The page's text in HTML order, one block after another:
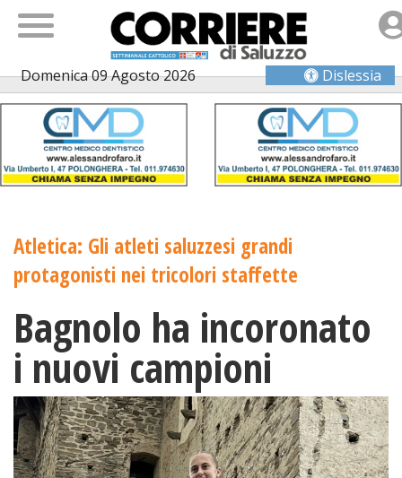
Domenica 09 Agosto 2026 Dislessia
Atletica: Gli atleti saluzzesi grandi
protagonisti nei tricolori staffette
Bagnolo ha incoronato
i nuovi campioni